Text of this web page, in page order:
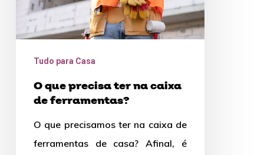
ferramentas?
Tudo para Casa
O que precisa ter na caixa
de ferramentas?
O que precisamos ter na caixa de
ferramentas de casa? Afinal, é